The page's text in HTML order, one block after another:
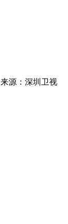
来源：深圳卫视